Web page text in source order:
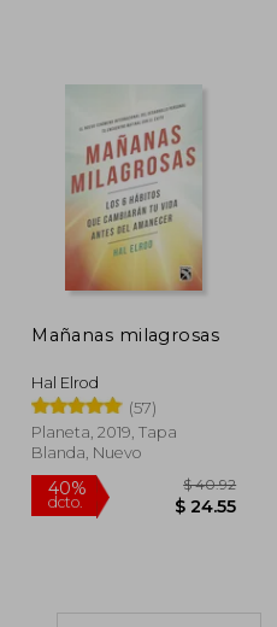
45%
Mañanas milagrosas
Hal Elrod
(57)
Planeta, 2019, Tapa
Blanda, Nuevo